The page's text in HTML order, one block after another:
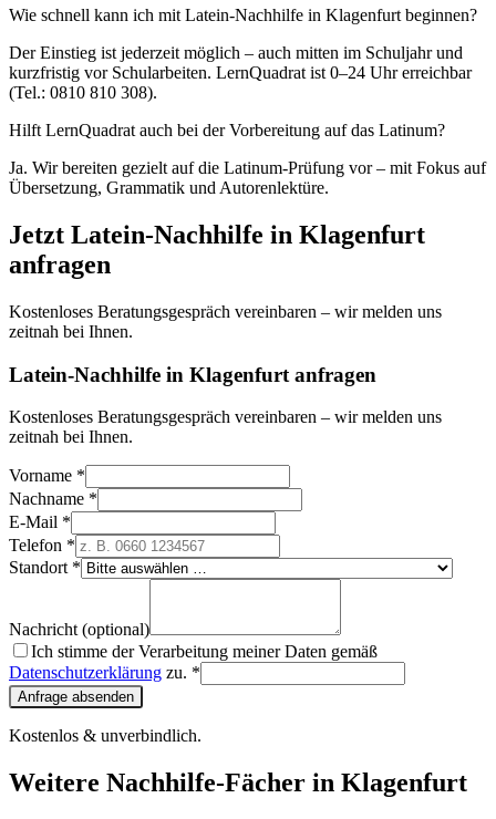
Wie schnell kann ich mit Latein-Nachhilfe in Klagenfurt beginnen?
Der Einstieg ist jederzeit möglich – auch mitten im Schuljahr und
kurzfristig vor Schularbeiten. LernQuadrat ist 0–24 Uhr erreichbar
(Tel.: 0810 810 308).
Hilft LernQuadrat auch bei der Vorbereitung auf das Latinum?
Ja. Wir bereiten gezielt auf die Latinum-Prüfung vor – mit Fokus auf
Übersetzung, Grammatik und Autorenlektüre.
Jetzt Latein-Nachhilfe in Klagenfurt
anfragen
Kostenloses Beratungsgespräch vereinbaren – wir melden uns
zeitnah bei Ihnen.
Latein-Nachhilfe in Klagenfurt anfragen
Kostenloses Beratungsgespräch vereinbaren – wir melden uns
zeitnah bei Ihnen.
Vorname *
Nachname *
E-Mail *
Telefon *
Standort *
Nachricht (optional)
Ich stimme der Verarbeitung meiner Daten gemäß
Datenschutzerklärung zu. *
Anfrage absenden
Kostenlos & unverbindlich.
Weitere Nachhilfe-Fächer in Klagenfurt